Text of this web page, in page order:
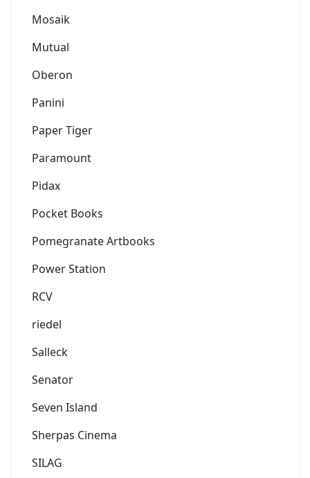
Mosaik
Mutual
Oberon
Panini
Paper Tiger
Paramount
Pidax
Pocket Books
Pomegranate Artbooks
Power Station
RCV
riedel
Salleck
Senator
Seven Island
Sherpas Cinema
SILAG